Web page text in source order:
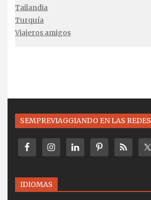
Tailandia
Turquía
Viajeros amigos
SEMPREVIAGGIANDO EN LAS REDES
IDIOMAS